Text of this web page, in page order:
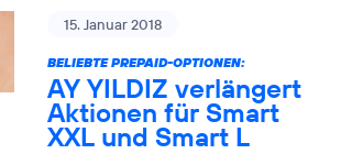
15. Januar 2018
BELIEBTE PREPAID-OPTIONEN:
AY YILDIZ verlängert
Aktionen für Smart
XXL und Smart L